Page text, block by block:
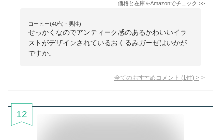
価格と在庫をAmazonでチェック >>
コーヒー(40代・男性)
せっかくなのでアンティーク感のあるかわいいイラ
ストがデザインされているおくるみガーゼはいかが
ですか。
全てのおすすめコメント (1 件) >
12